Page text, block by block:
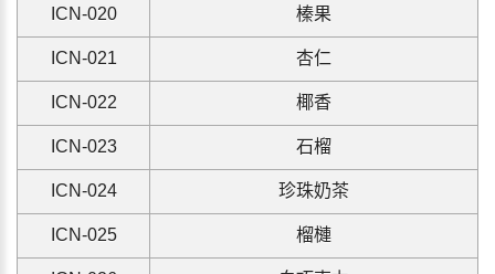
ICN-020 榛果
ICN-021 杏仁
ICN-022 椰香
ICN-023 石榴
ICN-024 珍珠奶茶
ICN-025 榴槤